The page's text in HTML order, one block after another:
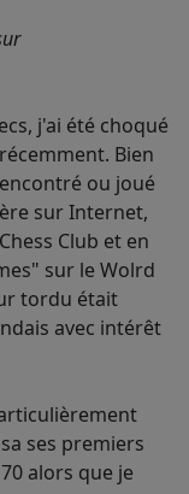
j'ai été choqué
Bien
ou joué
sur Internet,
Club et en
sur le Wolrd
tordu était
avec intérêt
ses premiers
alors que je